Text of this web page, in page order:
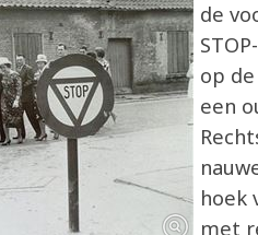
de
op
een
hoek
met